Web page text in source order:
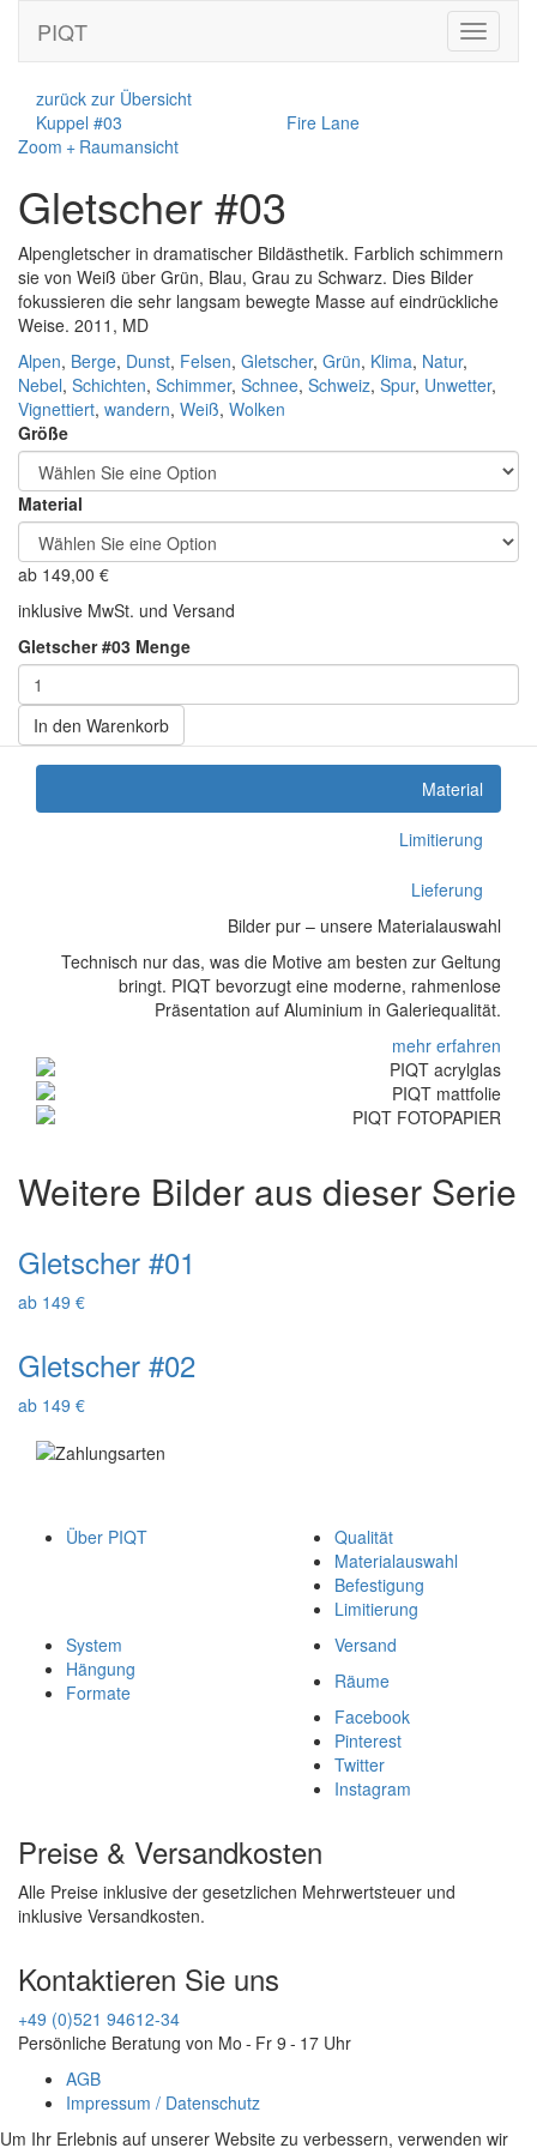
Toggle
PIQT
zurück zur Übersicht
Kuppel #03
Fire Lane
Zoom + Raumansicht
Gletscher #03
Alpengletscher in dramatischer Bildästhetik. Farblich schimmern
sie von Weiß über Grün, Blau, Grau zu Schwarz. Dies Bilder
fokussieren die sehr langsam bewegte Masse auf eindrückliche
Weise. 2011, MD
Alpen, Berge, Dunst, Felsen, Gletscher, Grün, Klima, Natur,
Nebel, Schichten, Schimmer, Schnee, Schweiz, Spur, Unwetter,
Vignettiert, wandern, Weiß, Wolken
Größe
Material
ab 149,00 €
inklusive MwSt. und Versand
Gletscher #03 Menge
In den Warenkorb
Material
Limitierung
Lieferung
Bilder pur – unsere Materialauswahl
Technisch nur das, was die Motive am besten zur Geltung
bringt. PIQT bevorzugt eine moderne, rahmenlose
Präsentation auf Aluminium in Galeriequalität.
mehr erfahren
Weitere Bilder aus dieser Serie
Gletscher #01
ab 149 €
Gletscher #02
ab 149 €
Über PIQT
Qualität
Materialauswahl
Befestigung
Limitierung
System
Hängung
Formate
Versand
Räume
Facebook
Pinterest
Twitter
Instagram
Preise & Versandkosten
Alle Preise inklusive der gesetzlichen Mehrwertsteuer und
inklusive Versandkosten.
Kontaktieren Sie uns
+49 (0)521 94612-34
Persönliche Beratung von Mo - Fr 9 - 17 Uhr
AGB
Impressum / Datenschutz
Um Ihr Erlebnis auf unserer Website zu verbessern, verwenden wir